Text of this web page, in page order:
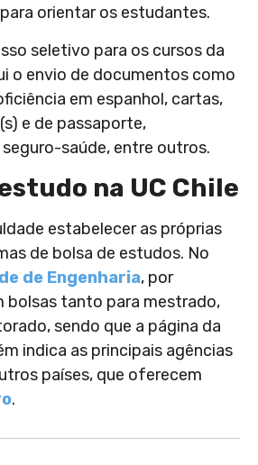
para orientar os estudantes.
seletivo para os cursos da
o envio de documentos como
em espanhol, cartas,
e de passaporte,
saúde, entre outros.
na UC Chile
estabelecer as próprias
de bolsa de estudos. No
de Engenharia, por
bolsas tanto para mestrado,
sendo que a página da
indica as principais agências
países, que oferecem
.